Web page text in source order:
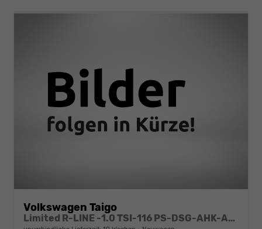
Volkswagen Taigo
Limited R-LINE -1.0 TSI-116 PS-DSG-AHK-Anschlussgarantie-AppleCarPlay-AndroidAuto-Kessy GO-ACC-PDC2x-Kamera-Klimaautomatik-LED MATRIX-18"Alu